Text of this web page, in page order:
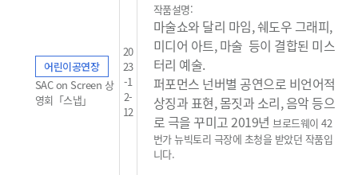
어린이공연장
SAC on Screen 상
영회「스냅」
20
23
-1
2-
12
작품설명:
마술쇼와 달리 마임, 쉐도우 그래피,
미디어 아트, 마술 등이 결합된 미스
터리 예술.
퍼포먼스 넌버별 공연으로 비언어적
상징과 표현, 몸짓과 소리, 음악 등으
로 극을 꾸미고 2019년브로드웨이 42
번가 뉴빅토리 극장에 초청을 받았던 작품입
니다.